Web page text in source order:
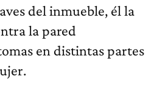
del inmueble, él la
la pared
en distintas partes